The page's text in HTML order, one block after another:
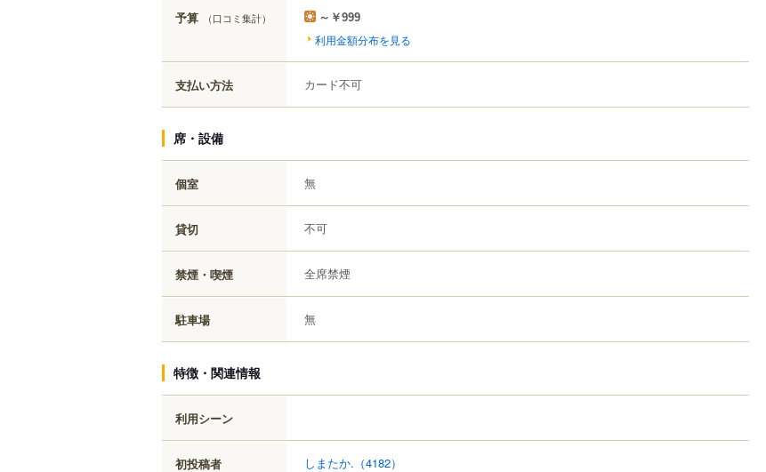
予算 （口コミ集計） ～￥999
利用金額分布を見る
支払い方法 カード不可
席・設備
個室 無
貸切 不可
禁煙・喫煙 全席禁煙
駐車場 無
特徴・関連情報
利用シーン
初投稿者 しまたか. （4182）